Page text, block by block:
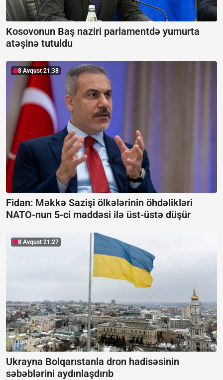
Kosovonun Baş naziri parlamentdə yumurta
atəşinə tutuldu
8 Avqust 21:38
Fidan: Məkkə Sazişi ölkələrinin öhdəlikləri
NATO-nun 5-ci maddəsi ilə üst-üstə düşür
8 Avqust 21:27
Ukrayna Bolqarıstanla dron hadisəsinin
səbəblərini aydınlaşdırıb